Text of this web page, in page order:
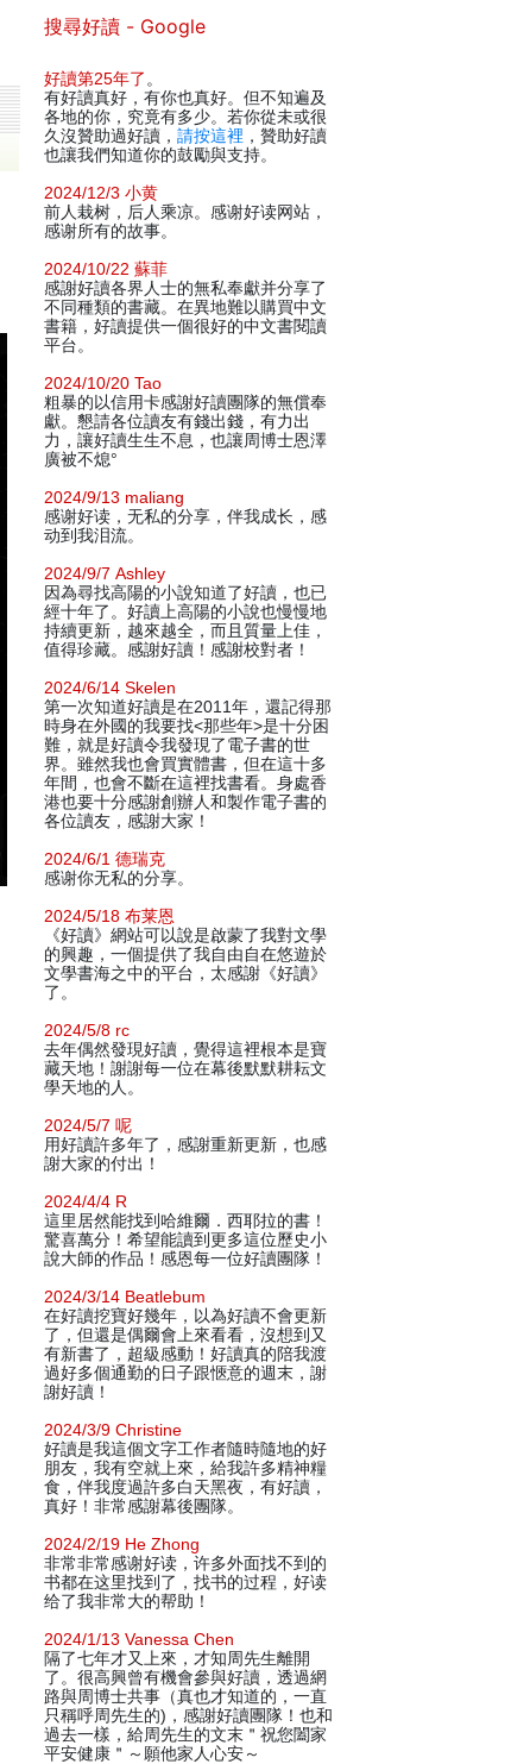
搜尋好讀 - Google
好讀第25年了 。
有好讀真好，有你也真好。但不知遍及
各地的你，究竟有多少。若你從未或很
久沒贊助過好讀， 請按這裡 ，贊助好讀
也讓我們知道你的鼓勵與支持。
2024/12/3 小黄
前人栽树，后人乘凉。感谢好读网站，
感谢所有的故事。
2024/10/22 蘇菲
感謝好讀各界人士的無私奉獻并分享了
不同種類的書藏。在異地難以購買中文
書籍，好讀提供一個很好的中文書閱讀
平台。
2024/10/20 Tao
粗暴的以信用卡感謝好讀團隊的無償奉
獻。懇請各位讀友有錢出錢，有力出
力，讓好讀生生不息，也讓周博士恩澤
廣被不熄°
2024/9/13 maliang
感谢好读，无私的分享，伴我成长，感
动到我泪流。
2024/9/7 Ashley
因為尋找高陽的小說知道了好讀，也已
經十年了。好讀上高陽的小說也慢慢地
持續更新，越來越全，而且質量上佳，
值得珍藏。感謝好讀！感謝校對者！
2024/6/14 Skelen
第一次知道好讀是在2011年，還記得那
時身在外國的我要找<那些年>是十分困
難，就是好讀令我發現了電子書的世
界。雖然我也會買實體書，但在這十多
年間，也會不斷在這裡找書看。身處香
港也要十分感謝創辦人和製作電子書的
各位讀友，感謝大家！
2024/6/1 德瑞克
感谢你无私的分享。
2024/5/18 布莱恩
《好讀》網站可以說是啟蒙了我對文學
的興趣，一個提供了我自由自在悠遊於
文學書海之中的平台，太感謝《好讀》
了。
2024/5/8 rc
去年偶然發現好讀，覺得這裡根本是寶
藏天地！謝謝每一位在幕後默默耕耘文
學天地的人。
2024/5/7 呢
用好讀許多年了，感謝重新更新，也感
謝大家的付出！
2024/4/4 R
這里居然能找到哈維爾．西耶拉的書！
驚喜萬分！希望能讀到更多這位歷史小
說大師的作品！感恩每一位好讀團隊！
2024/3/14 Beatlebum
在好讀挖寶好幾年，以為好讀不會更新
了，但還是偶爾會上來看看，沒想到又
有新書了，超級感動！好讀真的陪我渡
過好多個通勤的日子跟愜意的週末，謝
謝好讀！
2024/3/9 Christine
好讀是我這個文字工作者隨時隨地的好
朋友，我有空就上來，給我許多精神糧
食，伴我度過許多白天黑夜，有好讀，
真好！非常感謝幕後團隊。
2024/2/19 He Zhong
非常非常感谢好读，许多外面找不到的
书都在这里找到了，找书的过程，好读
给了我非常大的帮助！
2024/1/13 Vanessa Chen
隔了七年才又上來，才知周先生離開
了。很高興曾有機會參與好讀，透過網
路與周博士共事（真也才知道的，一直
只稱呼周先生的)，感謝好讀團隊！也和
過去一樣，給周先生的文末＂祝您闔家
平安健康＂～願他家人心安～